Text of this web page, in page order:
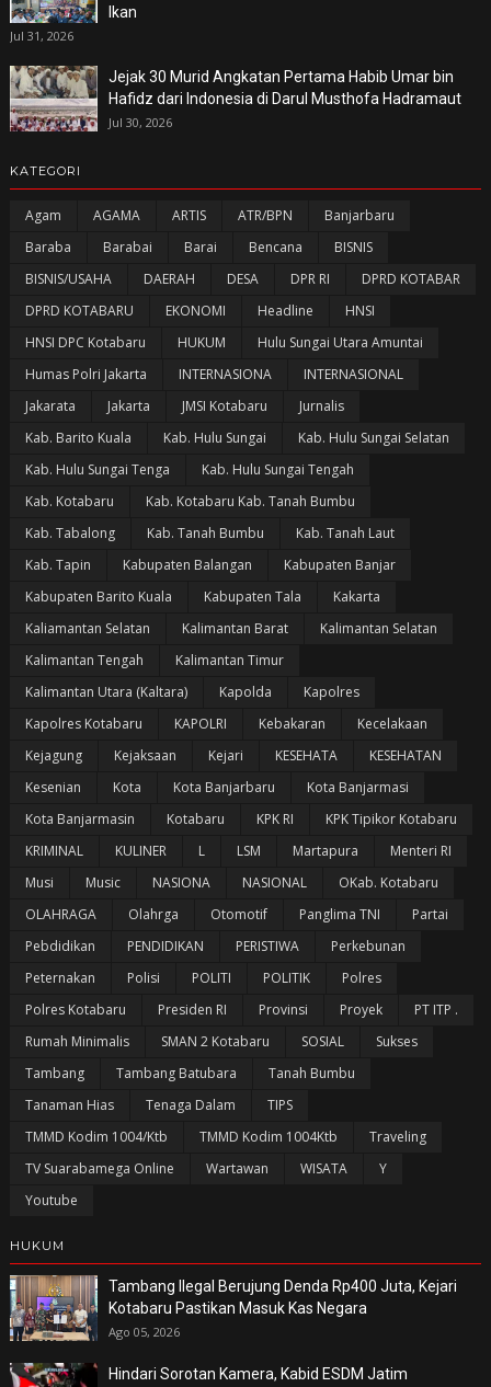
Ikan
Jul 31, 2026
Jejak 30 Murid Angkatan Pertama Habib Umar bin
Hafidz dari Indonesia di Darul Musthofa Hadramaut
Jul 30, 2026
KATEGORI
Agam AGAMA ARTIS ATR/BPN
Banjarbaru
Baraba
Barabai Barai Bencana
BISNIS
BISNIS/USAHA
DAERAH DESA DPR RI
DPRD KOTABAR
DPRD KOTABARU
EKONOMI Headline
HNSI
HNSI DPC Kotabaru
HUKUM
Hulu Sungai Utara Amuntai
Humas Polri Jakarta
INTERNASIONA
INTERNASIONAL
Jakarata
Jakarta JMSI Kotabaru
Jurnalis
Kab. Barito Kuala
Kab. Hulu Sungai
Kab. Hulu Sungai Selatan
Kab. Hulu Sungai Tenga
Kab. Hulu Sungai Tengah
Kab. Kotabaru
Kab. Kotabaru Kab. Tanah Bumbu
Kab. Tabalong
Kab. Tanah Bumbu
Kab. Tanah Laut
Kab. Tapin
Kabupaten Balangan
Kabupaten Banjar
Kabupaten Barito Kuala
Kabupaten Tala
Kakarta
Kaliamantan Selatan
Kalimantan Barat
Kalimantan Selatan
Kalimantan Tengah
Kalimantan Timur
Kalimantan Utara (Kaltara)
Kapolda
Kapolres
Kapolres Kotabaru
KAPOLRI Kebakaran
Kecelakaan
Kejagung
Kejaksaan Kejari KESEHATA
KESEHATAN
Kesenian
Kota Kota Banjarbaru
Kota Banjarmasi
Kota Banjarmasin
Kotabaru KPK RI
KPK Tipikor Kotabaru
KRIMINAL
KULINER L LSM Martapura
Menteri RI
Musi
Music NASIONA NASIONAL
OKab. Kotabaru
OLAHRAGA
Olahrga Otomotif Panglima TNI
Partai
Pebdidikan
PENDIDIKAN PERISTIWA
Perkebunan
Peternakan
Polisi POLITI POLITIK
Polres
Polres Kotabaru
Presiden RI Provinsi Proyek
PT ITP .
Rumah Minimalis
SMAN 2 Kotabaru SOSIAL
Sukses
Tambang
Tambang Batubara
Tanah Bumbu
Tanaman Hias
Tenaga Dalam
TIPS
TMMD Kodim 1004/Ktb
TMMD Kodim 1004Ktb
Traveling
TV Suarabamega Online
Wartawan WISATA
Y
Youtube
HUKUM
Tambang Ilegal Berujung Denda Rp400 Juta, Kejari
Kotabaru Pastikan Masuk Kas Negara
Ago 05, 2026
Hindari Sorotan Kamera, Kabid ESDM Jatim